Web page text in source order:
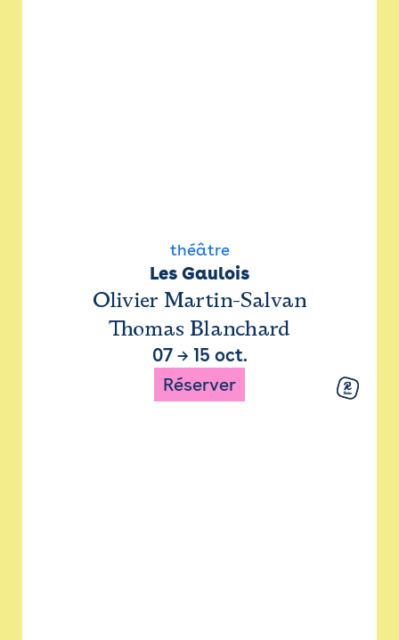
théâtre
Les Gaulois
Olivier Martin-Salvan
Thomas Blanchard
07→ 15 oct.
Réserver